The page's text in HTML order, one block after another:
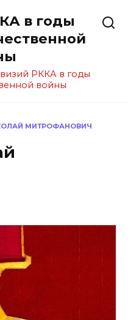
в годы
РККА в годы
войны
МИТРОФАНОВИЧ